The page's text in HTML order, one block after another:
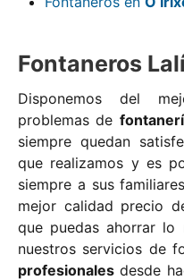
Fontaneros
Disponemos del
problemas de
siempre quedan
que realizamos y es
siempre a sus
mejor calidad precio
que puedas ahorrar lo
nuestros servicios de
profesionales desde